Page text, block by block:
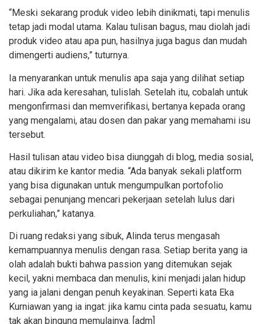
“Meski sekarang produk video lebih dinikmati, tapi menulis
tetap jadi modal utama. Kalau tulisan bagus, mau diolah jadi
produk video atau apa pun, hasilnya juga bagus dan mudah
dimengerti audiens,” tuturnya.
Ia menyarankan untuk menulis apa saja yang dilihat setiap
hari. Jika ada keresahan, tulislah. Setelah itu, cobalah untuk
mengonfirmasi dan memverifikasi, bertanya kepada orang
yang mengalami, atau dosen dan pakar yang memahami isu
tersebut.
Hasil tulisan atau video bisa diunggah di blog, media sosial,
atau dikirim ke kantor media. “Ada banyak sekali platform
yang bisa digunakan untuk mengumpulkan portofolio
sebagai penunjang mencari pekerjaan setelah lulus dari
perkuliahan,” katanya.
Di ruang redaksi yang sibuk, Alinda terus mengasah
kemampuannya menulis dengan rasa. Setiap berita yang ia
olah adalah bukti bahwa passion yang ditemukan sejak
kecil, yakni membaca dan menulis, kini menjadi jalan hidup
yang ia jalani dengan penuh keyakinan. Seperti kata Eka
Kurniawan yang ia ingat: jika kamu cinta pada sesuatu, kamu
tak akan bingung memulainya. [adm]